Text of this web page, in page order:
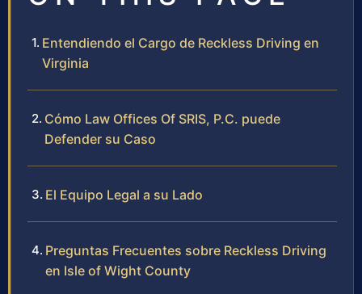
Entendiendo el Cargo de Reckless Driving en
Virginia
Cómo Law Offices Of SRIS, P.C. puede
Defender su Caso
El Equipo Legal a su Lado
Preguntas Frecuentes sobre Reckless Driving
en Isle of Wight County